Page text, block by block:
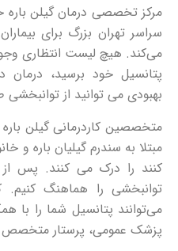
مرکز تخصصی درمان گیلن
سراسر تهران بزرگ برای
می‌کند. هیچ لیست انتظاری
پتانسیل خود برسید،
بهبودی می توانید از
متخصصین کاردرمانی گیلن باره
مبتلا به سندرم گیلیان باره و
کنند را درک می کنند. پس از
توانبخشی را هماهنگ
می‌توانند پتانسیل شما را با
پزشک عمومی، پرستار متخصص و